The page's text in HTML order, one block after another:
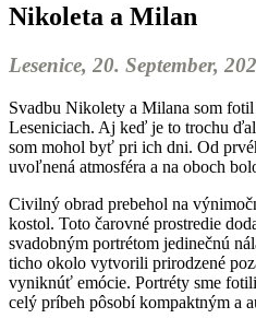
Nikoleta a Milan
Lesenice, 20. September,
Svadbu Nikolety a Milana som
Leseniciach. Aj keď je to trochu
som mohol byť pri ich dni. Od
uvoľnená atmosféra a na oboch
Civilný obrad prebehol na
kostol. Toto čarovné prostredie
svadobným portrétom jedinečnú
ticho okolo vytvorili prirodzené
vyniknúť emócie. Portréty sme
celý príbeh pôsobí kompaktným a